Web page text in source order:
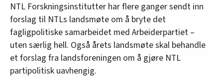
NTL Forskningsinstitutter har flere ganger sendt inn
forslag til NTLs landsmøte om å bryte det
fagligpolitiske samarbeidet med Arbeiderpartiet –
uten særlig hell. Også årets landsmøte skal behandle
et forslag fra landsforeningen om å gjøre NTL
partipolitisk uavhengig.